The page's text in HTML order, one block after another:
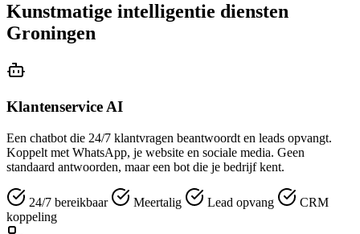
Kunstmatige intelligentie diensten
Groningen
Klantenservice AI
Een chatbot die 24/7 klantvragen beantwoordt en leads opvangt.
Koppelt met WhatsApp, je website en sociale media. Geen
standaard antwoorden, maar een bot die je bedrijf kent.
24/7 bereikbaar Meertalig Lead opvang
CRM
koppeling